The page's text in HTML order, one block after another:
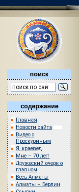
поиск
содержание
Главная
Новости сайта
Видео с
Проскуриным
Я, краевед
Мне – 70 лет!
Дружеский очерк о
главном
Весь Алматы
Алматы – Берлин